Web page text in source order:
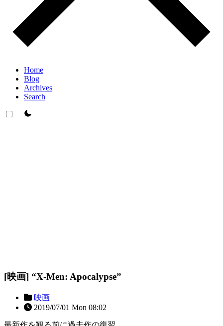
Home
Blog
Archives
Search
theme switcher
[映画] “X-Men: Apocalypse”
映画
2019/07/01 Mon 08:02